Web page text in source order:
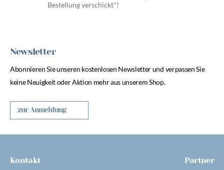
Bestellung verschickt"!
Newsletter
Abonnieren Sie unseren kostenlosen Newsletter und verpassen Sie
keine Neuigkeit oder Aktion mehr aus unserem Shop.
zur Anmeldung
Kontakt
Partner